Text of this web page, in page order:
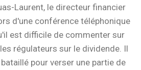
Laurent, le directeur financier
d'une conférence téléphonique
est difficile de commenter sur
régulateurs sur le dividende. Il
pour verser une partie de